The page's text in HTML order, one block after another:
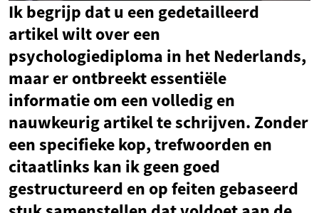
Ik begrijp dat u een gedetailleerd
artikel wilt over een
psychologiediploma in het Nederlands,
maar er ontbreekt essentiële
informatie om een volledig en
nauwkeurig artikel te schrijven. Zonder
een specifieke kop, trefwoorden en
citaatlinks kan ik geen goed
gestructureerd en op feiten gebaseerd